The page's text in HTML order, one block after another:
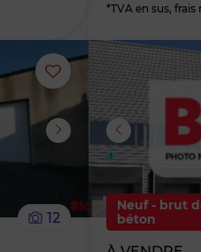
*TVA en sus,
Ajouter
ou
supprimer
12
Neuf - brut
béton